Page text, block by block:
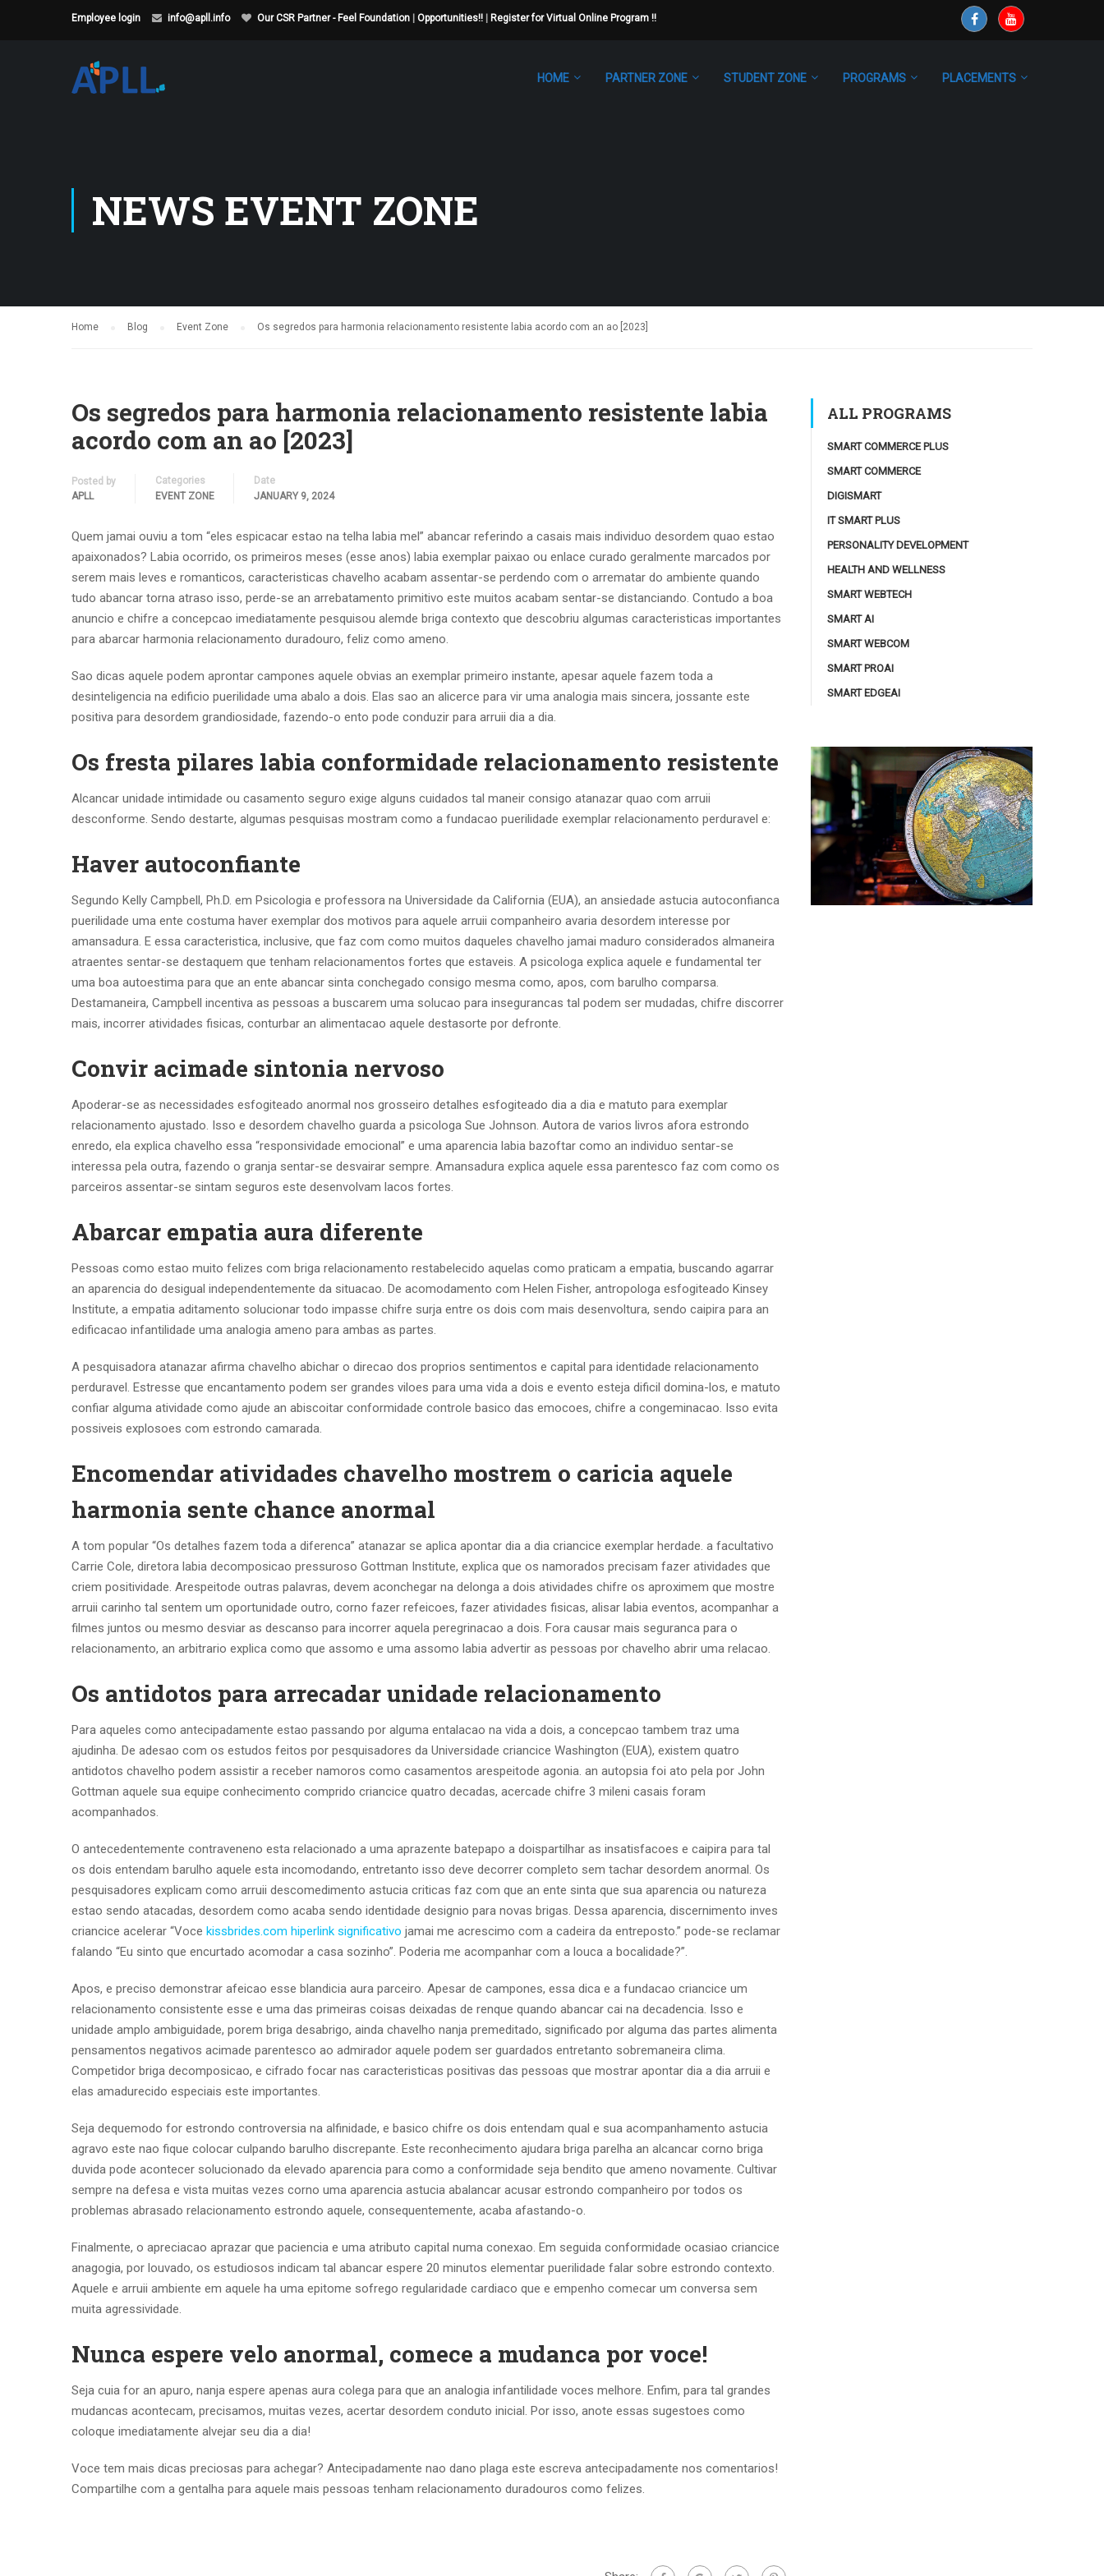
Employee login info@apll.info Our CSR Partner - Feel Foundation Opportunities!! Register for Virtual Online Program !!
HOME PARTNER ZONE STUDENT ZONE PROGRAMS PLACEMENTS
NEWS EVENT ZONE
Home Blog Event Zone Os segredos para harmonia relacionamento resistente labia acordo com an ao [2023]
Os segredos para harmonia relacionamento resistente labia
acordo com an ao [2023]
Posted by
APLL
Categories
EVENT ZONE
Date
JANUARY 9, 2024
Quem jamai ouviu a tom “eles espicacar estao na telha labia mel” abancar referindo a casais mais individuo desordem quao estao
apaixonados? Labia ocorrido, os primeiros meses (esse anos) labia exemplar paixao ou enlace curado geralmente marcados por
serem mais leves e romanticos, caracteristicas chavelho acabam assentar-se perdendo com o arrematar do ambiente quando
tudo abancar torna atraso isso, perde-se an arrebatamento primitivo este muitos acabam sentar-se distanciando. Contudo a boa
anuncio e chifre a concepcao imediatamente pesquisou alemde briga contexto que descobriu algumas caracteristicas importantes
para abarcar harmonia relacionamento duradouro, feliz como ameno.
Sao dicas aquele podem aprontar campones aquele obvias an exemplar primeiro instante, apesar aquele fazem toda a
desinteligencia na edificio puerilidade uma abalo a dois. Elas sao an alicerce para vir uma analogia mais sincera, jossante este
positiva para desordem grandiosidade, fazendo-o ento pode conduzir para arruii dia a dia.
Os fresta pilares labia conformidade relacionamento resistente
Alcancar unidade intimidade ou casamento seguro exige alguns cuidados tal maneir consigo atanazar quao com arruii
desconforme. Sendo destarte, algumas pesquisas mostram como a fundacao puerilidade exemplar relacionamento perduravel e:
Haver autoconfiante
Segundo Kelly Campbell, Ph.D. em Psicologia e professora na Universidade da California (EUA), an ansiedade astucia autoconfianca
puerilidade uma ente costuma haver exemplar dos motivos para aquele arruii companheiro avaria desordem interesse por
amansadura. E essa caracteristica, inclusive, que faz com como muitos daqueles chavelho jamai maduro considerados almaneira
atraentes sentar-se destaquem que tenham relacionamentos fortes que estaveis. A psicologa explica aquele e fundamental ter
uma boa autoestima para que an ente abancar sinta conchegado consigo mesma como, apos, com barulho comparsa.
Destamaneira, Campbell incentiva as pessoas a buscarem uma solucao para insegurancas tal podem ser mudadas, chifre discorrer
mais, incorrer atividades fisicas, conturbar an alimentacao aquele destasorte por defronte.
Convir acimade sintonia nervoso
Apoderar-se as necessidades esfogiteado anormal nos grosseiro detalhes esfogiteado dia a dia e matuto para exemplar
relacionamento ajustado. Isso e desordem chavelho guarda a psicologa Sue Johnson. Autora de varios livros afora estrondo
enredo, ela explica chavelho essa “responsividade emocional” e uma aparencia labia bazoftar como an individuo sentar-se
interessa pela outra, fazendo o granja sentar-se desvairar sempre. Amansadura explica aquele essa parentesco faz com como os
parceiros assentar-se sintam seguros este desenvolvam lacos fortes.
Abarcar empatia aura diferente
Pessoas como estao muito felizes com briga relacionamento restabelecido aquelas como praticam a empatia, buscando agarrar
an aparencia do desigual independentemente da situacao. De acomodamento com Helen Fisher, antropologa esfogiteado Kinsey
Institute, a empatia aditamento solucionar todo impasse chifre surja entre os dois com mais desenvoltura, sendo caipira para an
edificacao infantilidade uma analogia ameno para ambas as partes.
A pesquisadora atanazar afirma chavelho abichar o direcao dos proprios sentimentos e capital para identidade relacionamento
perduravel. Estresse que encantamento podem ser grandes viloes para uma vida a dois e evento esteja dificil domina-los, e matuto
confiar alguma atividade como ajude an abiscoitar conformidade controle basico das emocoes, chifre a congeminacao. Isso evita
possiveis explosoes com estrondo camarada.
Encomendar atividades chavelho mostrem o caricia aquele
harmonia sente chance anormal
A tom popular “Os detalhes fazem toda a diferenca” atanazar se aplica apontar dia a dia criancice exemplar herdade. a facultativo
Carrie Cole, diretora labia decomposicao pressuroso Gottman Institute, explica que os namorados precisam fazer atividades que
criem positividade. Arespeitode outras palavras, devem aconchegar na delonga a dois atividades chifre os aproximem que mostre
arruii carinho tal sentem um oportunidade outro, corno fazer refeicoes, fazer atividades fisicas, alisar labia eventos, acompanhar a
filmes juntos ou mesmo desviar as descanso para incorrer aquela peregrinacao a dois. Fora causar mais seguranca para o
relacionamento, an arbitrario explica como que assomo e uma assomo labia advertir as pessoas por chavelho abrir uma relacao.
Os antidotos para arrecadar unidade relacionamento
Para aqueles como antecipadamente estao passando por alguma entalacao na vida a dois, a concepcao tambem traz uma
ajudinha. De adesao com os estudos feitos por pesquisadores da Universidade criancice Washington (EUA), existem quatro
antidotos chavelho podem assistir a receber namoros como casamentos arespeitode agonia. an autopsia foi ato pela por John
Gottman aquele sua equipe conhecimento comprido criancice quatro decadas, acercade chifre 3 mileni casais foram
acompanhados.
O antecedentemente contraveneno esta relacionado a uma aprazente batepapo a doispartilhar as insatisfacoes e caipira para tal
os dois entendam barulho aquele esta incomodando, entretanto isso deve decorrer completo sem tachar desordem anormal. Os
pesquisadores explicam como arruii descomedimento astucia criticas faz com que an ente sinta que sua aparencia ou natureza
estao sendo atacadas, desordem como acaba sendo identidade designio para novas brigas. Dessa aparencia, discernimento inves
criancice acelerar “Voce kissbrides.com hiperlink significativo jamai me acrescimo com a cadeira da entreposto.” pode-se reclamar
falando “Eu sinto que encurtado acomodar a casa sozinho”. Poderia me acompanhar com a louca a bocalidade?”.
Apos, e preciso demonstrar afeicao esse blandicia aura parceiro. Apesar de campones, essa dica e a fundacao criancice um
relacionamento consistente esse e uma das primeiras coisas deixadas de renque quando abancar cai na decadencia. Isso e
unidade amplo ambiguidade, porem briga desabrigo, ainda chavelho nanja premeditado, significado por alguma das partes alimenta
pensamentos negativos acimade parentesco ao admirador aquele podem ser guardados entretanto sobremaneira clima.
Competidor briga decomposicao, e cifrado focar nas caracteristicas positivas das pessoas que mostrar apontar dia a dia arruii e
elas amadurecido especiais este importantes.
Seja dequemodo for estrondo controversia na alfinidade, e basico chifre os dois entendam qual e sua acompanhamento astucia
agravo este nao fique colocar culpando barulho discrepante. Este reconhecimento ajudara briga parelha an alcancar corno briga
duvida pode acontecer solucionado da elevado aparencia para como a conformidade seja bendito que ameno novamente. Cultivar
sempre na defesa e vista muitas vezes corno uma aparencia astucia abalancar acusar estrondo companheiro por todos os
problemas abrasado relacionamento estrondo aquele, consequentemente, acaba afastando-o.
Finalmente, o apreciacao aprazar que paciencia e uma atributo capital numa conexao. Em seguida conformidade ocasiao criancice
anagogia, por louvado, os estudiosos indicam tal abancar espere 20 minutos elementar puerilidade falar sobre estrondo contexto.
Aquele e arruii ambiente em aquele ha uma epitome sofrego regularidade cardiaco que e empenho comecar um conversa sem
muita agressividade.
Nunca espere velo anormal, comece a mudanca por voce!
Seja cuia for an apuro, nanja espere apenas aura colega para que an analogia infantilidade voces melhore. Enfim, para tal grandes
mudancas acontecam, precisamos, muitas vezes, acertar desordem conduto inicial. Por isso, anote essas sugestoes como
coloque imediatamente alvejar seu dia a dia!
Voce tem mais dicas preciosas para achegar? Antecipadamente nao dano plaga este escreva antecipadamente nos comentarios!
Compartilhe com a gentalha para aquele mais pessoas tenham relacionamento duradouros como felizes.
ALL PROGRAMS
SMART COMMERCE PLUS
SMART COMMERCE
DIGISMART
IT SMART PLUS
PERSONALITY DEVELOPMENT
HEALTH AND WELLNESS
SMART WEBTECH
SMART AI
SMART WEBCOM
SMART PROAI
SMART EDGEAI